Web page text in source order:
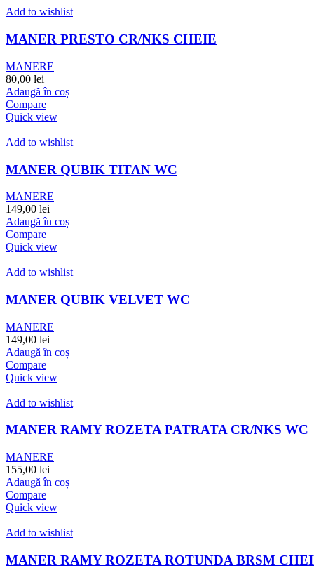
Add to wishlist
MANER PRESTO CR/NKS CHEIE
MANERE
80,00 lei
Adaugă în coș
Compare
Quick view
Add to wishlist
MANER QUBIK TITAN WC
MANERE
149,00 lei
Adaugă în coș
Compare
Quick view
Add to wishlist
MANER QUBIK VELVET WC
MANERE
149,00 lei
Adaugă în coș
Compare
Quick view
Add to wishlist
MANER RAMY ROZETA PATRATA CR/NKS WC
MANERE
155,00 lei
Adaugă în coș
Compare
Quick view
Add to wishlist
MANER RAMY ROZETA ROTUNDA BRSM